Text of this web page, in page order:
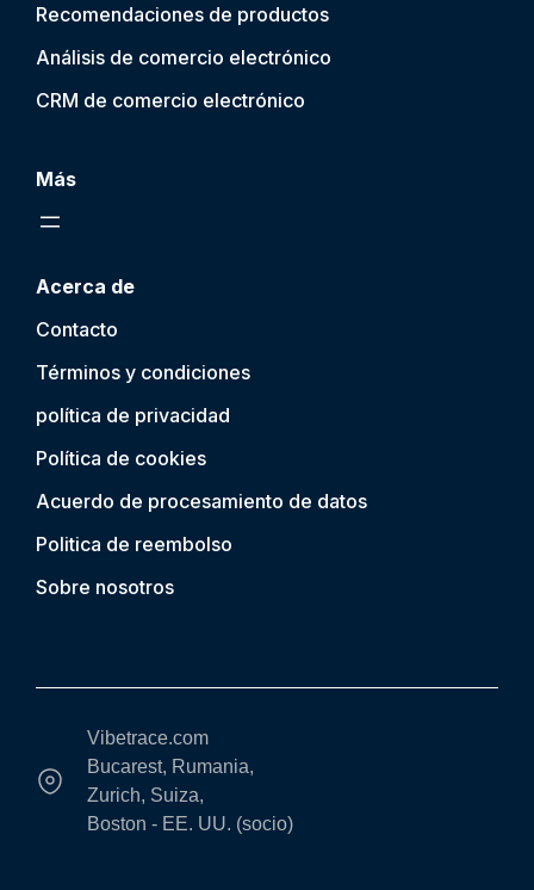
Recomendaciones de productos
Análisis de comercio electrónico
CRM de comercio electrónico
Más
Acerca de
Contacto
Términos y condiciones
política de privacidad
Política de cookies
Acuerdo de procesamiento de datos
Politica de reembolso
Sobre nosotros
Vibetrace.com
Bucarest, Rumania,
Zurich, Suiza,
Boston - EE. UU. (socio)